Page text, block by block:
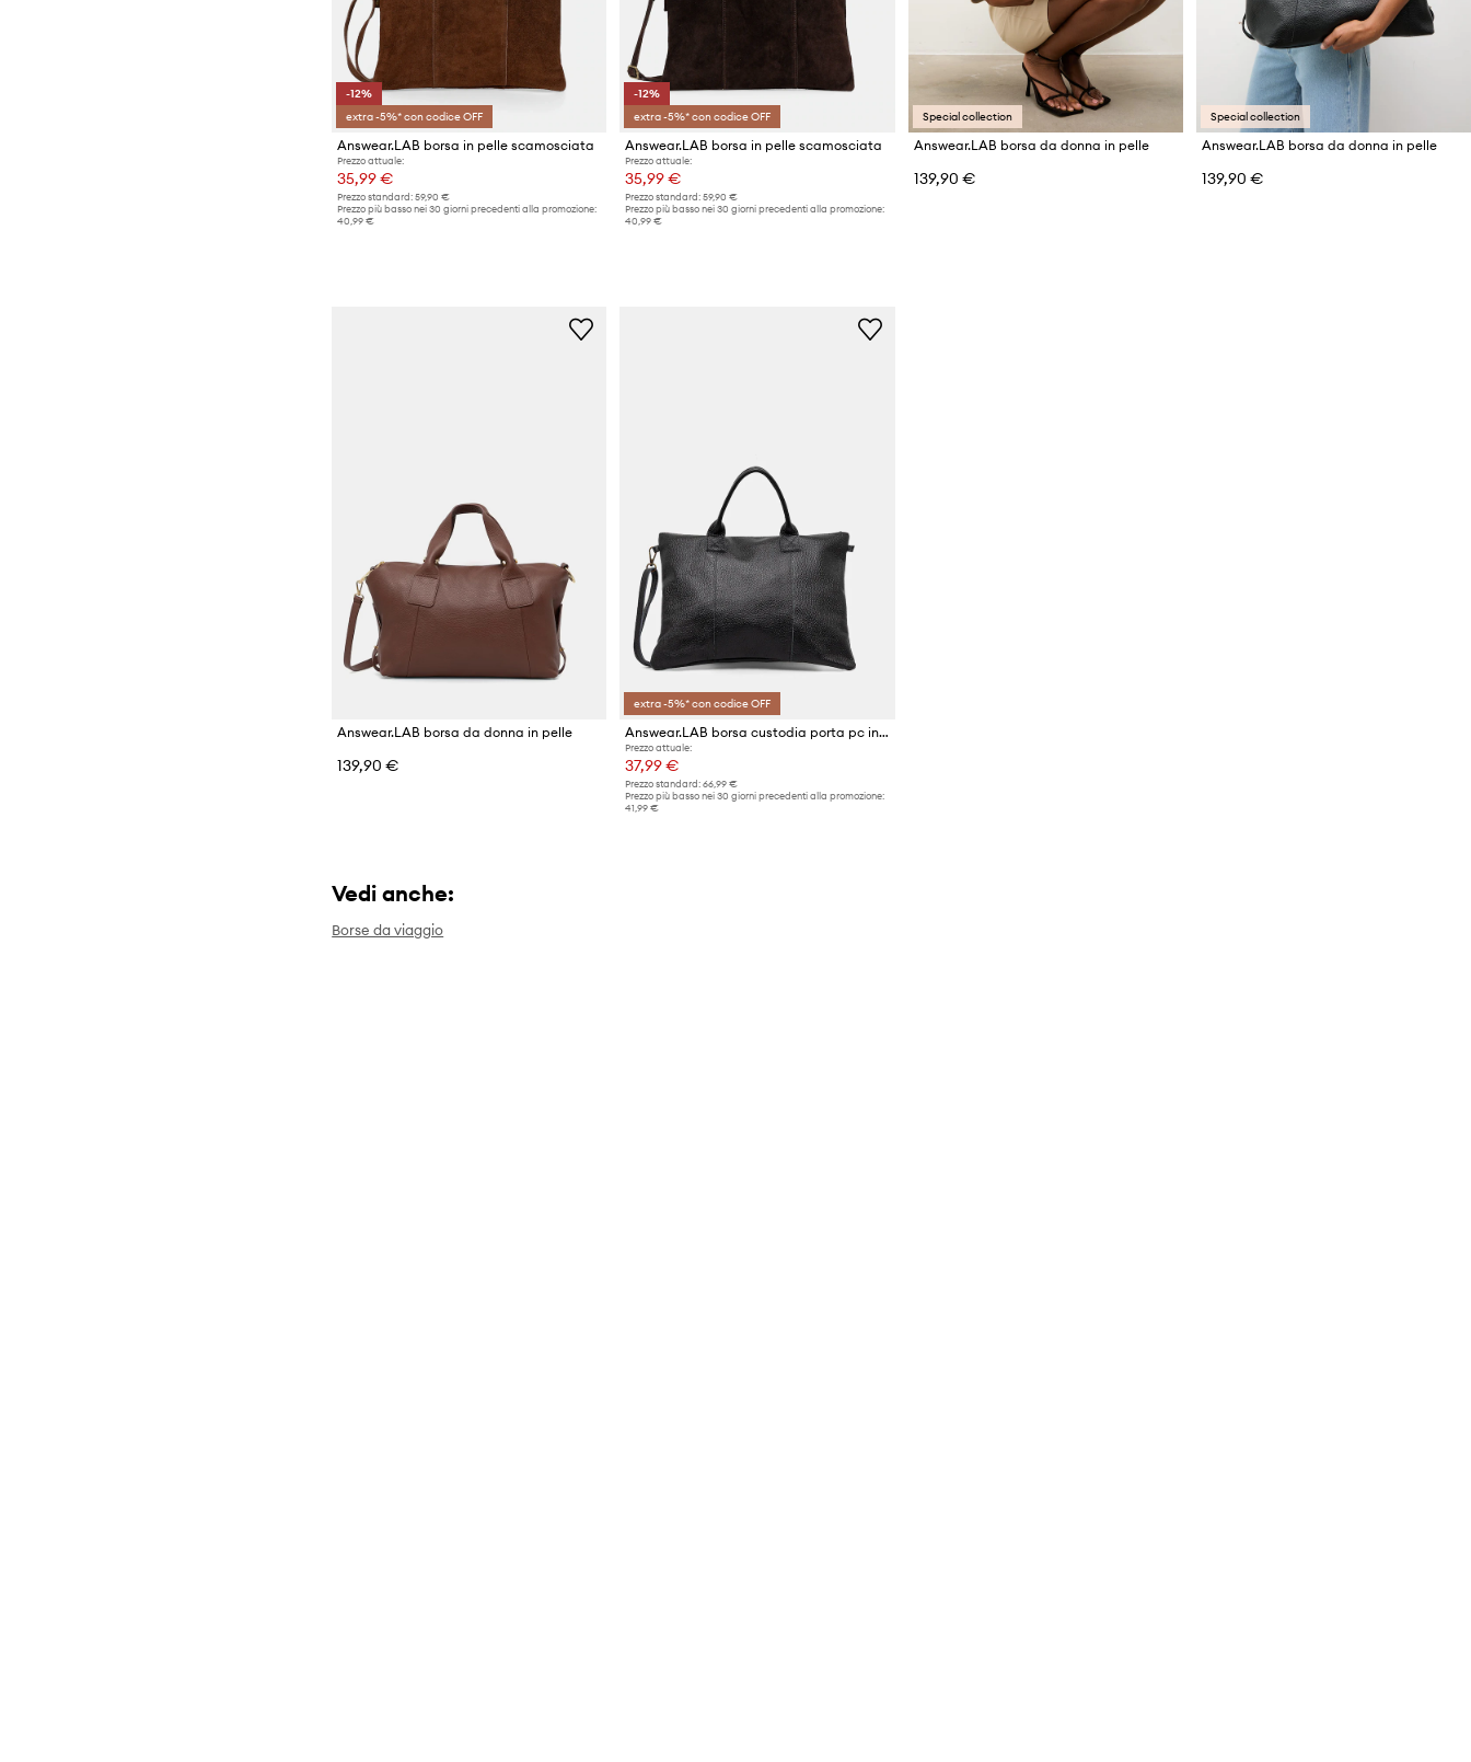
-12%
extra -5%* con codice OFF
Answear.LAB borsa in pelle scamosciata
Prezzo attuale:
35,99 €
Prezzo standard: 59,90 €
Prezzo più basso nei 30 giorni precedenti alla promozione:
40,99 €
-12%
extra -5%* con codice OFF
Answear.LAB borsa in pelle scamosciata
Prezzo attuale:
35,99 €
Prezzo standard: 59,90 €
Prezzo più basso nei 30 giorni precedenti alla promozione:
40,99 €
Special collection
Answear.LAB borsa da donna in pelle
139,90 €
Special collection
Answear.LAB borsa da donna in pelle
139,90 €
Answear.LAB borsa da donna in pelle
139,90 €
extra -5%* con codice OFF
Answear.LAB borsa custodia porta pc in pelle 37 x 25 x 28 cm
Prezzo attuale:
37,99 €
Prezzo standard: 66,99 €
Prezzo più basso nei 30 giorni precedenti alla promozione:
41,99 €
Vedi anche:
Borse da viaggio